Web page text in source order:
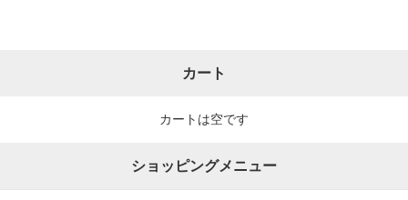
カート
カートは空です
ショッピングメニュー